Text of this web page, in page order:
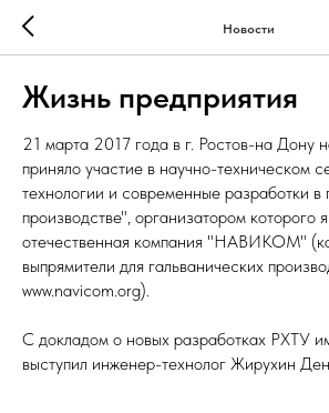
Новости
Жизнь предприятия
21 марта 2017 года в г. Ростов-на Дону
приняло участие в научно-техническом
технологии и современные разработки в
производстве", организатором которого
отечественная компания "НАВИКОМ"
выпрямители для гальванических
www.navicom.org).
С докладом о новых разработках РХТУ
выступил инженер-технолог Жирухин